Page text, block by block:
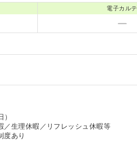
電子カルテ
／生理休暇／リフレッシュ休暇等
度あり